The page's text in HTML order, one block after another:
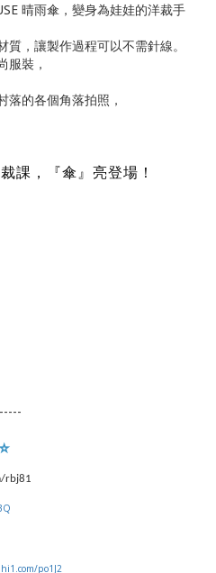
晴雨傘，變身為娃娃的洋裁手
，讓製作過程可以不需針線。
服裝，
落的各個角落拍照，
課，『傘』亮登場！
rbj81
po1J2